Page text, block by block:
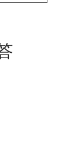
时一
的基
任意